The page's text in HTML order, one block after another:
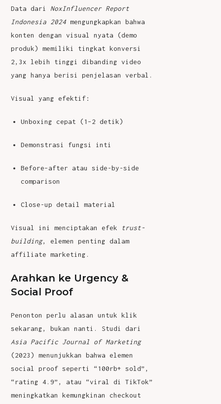
Data dari NoxInfluencer Report
Indonesia 2024 mengungkapkan bahwa
konten dengan visual nyata (demo
produk) memiliki tingkat konversi
2,3x lebih tinggi dibanding video
yang hanya berisi penjelasan verbal.
Visual yang efektif:
Unboxing cepat (1–2 detik)
Demonstrasi fungsi inti
Before–after atau side-by-side
comparison
Close-up detail material
Visual ini menciptakan efek trust-
building, elemen penting dalam
affiliate marketing.
Arahkan ke Urgency &
Social Proof
Penonton perlu alasan untuk klik
sekarang, bukan nanti. Studi dari
Asia Pacific Journal of Marketing
(2023) menunjukkan bahwa elemen
social proof seperti “100rb+ sold”,
“rating 4.9”, atau “viral di TikTok”
meningkatkan kemungkinan checkout